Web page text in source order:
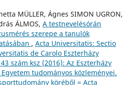
MÜLLER, Ágnes SIMON UGRON,
ÁLMOS, A testnevelésórán
szerepe a tanulók
, Acta Universitatis: Sectio
de Carolo Eszterházy
szám ksz (2016): Az Eszterházy
tudományos közleményei.
köréből = Acta